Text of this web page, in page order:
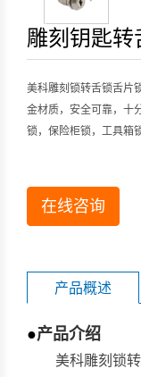
雕刻钥匙转
美科雕刻锁转舌锁舌片
金材质，安全可靠，十
锁，保险柜锁，工具箱
在线咨询
产品概述
●产品介绍
美科雕刻锁转